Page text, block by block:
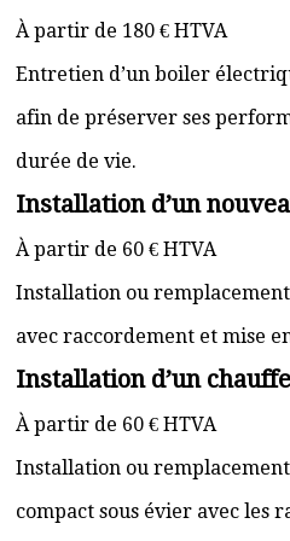
À partir de 180 € HTVA
Entretien d’un boiler
afin de préserver ses
durée de vie.
Installation d’un
À partir de 60 € HTVA
Installation ou
avec raccordement et mise
Installation d’un
À partir de 60 € HTVA
Installation ou
compact sous évier avec les